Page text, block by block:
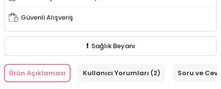
Güvenli Alışveriş
Sağlık Beyanı
Ürün Açıklaması Kullanıcı Yorumları (2) Soru ve